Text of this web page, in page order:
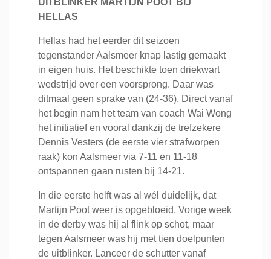
UITBLINKER MARTIJN POOT BIJ
HELLAS
Hellas had het eerder dit seizoen
tegenstander Aalsmeer knap lastig gemaakt
in eigen huis. Het beschikte toen driekwart
wedstrijd over een voorsprong. Daar was
ditmaal geen sprake van (24-36). Direct vanaf
het begin nam het team van coach Wai Wong
het initiatief en vooral dankzij de trefzekere
Dennis Vesters (de eerste vier strafworpen
raak) kon Aalsmeer via 7-11 en 11-18
ontspannen gaan rusten bij 14-21.
In die eerste helft was al wél duidelijk, dat
Martijn Poot weer is opgebloeid. Vorige week
in de derby was hij al flink op schot, maar
tegen Aalsmeer was hij met tien doelpunten
de uitblinker. Lanceer de schutter vanaf